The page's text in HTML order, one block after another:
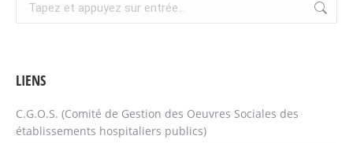
LIENS
C.G.O.S. (Comité de Gestion des Oeuvres Sociales des
établissements hospitaliers publics)